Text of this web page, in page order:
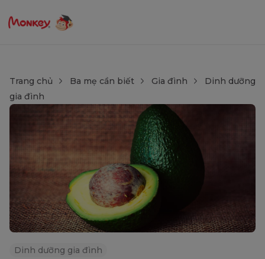
Trang chủ Ba mẹ cần biết Gia đình
Dinh dưỡng
gia đình
Dinh dưỡng gia đình